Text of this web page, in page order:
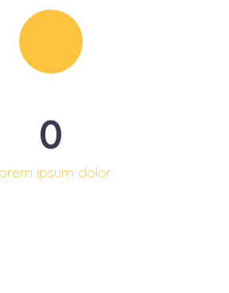
0
ipsum dolor